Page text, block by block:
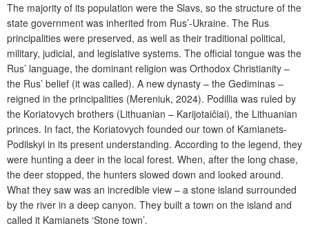
The majority of its population were the Slavs, so the structure of the
state government was inherited from Rus’-Ukraine. The Rus
principalities were preserved, as well as their traditional political,
military, judicial, and legislative systems. The official tongue was the
Rus’ language, the dominant religion was Orthodox Christianity –
the Rus’ belief (it was called). A new dynasty – the Gediminas –
reigned in the principalities (Mereniuk, 2024). Podillia was ruled by
the Koriatovych brothers (Lithuanian – Karijotaičiai), the Lithuanian
princes. In fact, the Koriatovych founded our town of Kamianets-
Podilskyi in its present understanding. According to the legend, they
were hunting a deer in the local forest. When, after the long chase,
the deer stopped, the hunters slowed down and looked around.
What they saw was an incredible view – a stone island surrounded
by the river in a deep canyon. They built a town on the island and
called it Kamianets ‘Stone town’.